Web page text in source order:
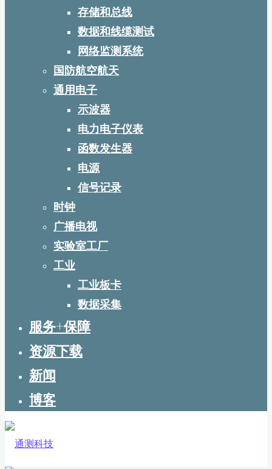
存储和总线
数据和线缆测试
网络监测系统
国防航空航天
通用电子
示波器
电力电子仪表
函数发生器
电源
信号记录
时钟
广播电视
实验室工厂
工业
工业板卡
数据采集
服务+保障
资源下载
新闻
博客